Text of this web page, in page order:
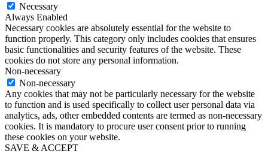
Necessary
Always Enabled
Necessary cookies are absolutely essential for the website to
function properly. This category only includes cookies that ensures
basic functionalities and security features of the website. These
cookies do not store any personal information.
Non-necessary
Non-necessary
Any cookies that may not be particularly necessary for the website
to function and is used specifically to collect user personal data via
analytics, ads, other embedded contents are termed as non-necessary
cookies. It is mandatory to procure user consent prior to running
these cookies on your website.
SAVE & ACCEPT